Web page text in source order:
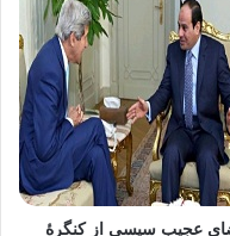
عجیب سیسی از کنگرۀ